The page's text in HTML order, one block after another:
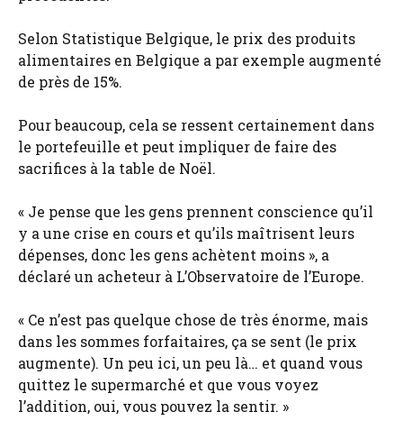
Selon Statistique Belgique, le prix des produits
alimentaires en Belgique a par exemple augmenté
de près de 15%.
Pour beaucoup, cela se ressent certainement dans
le portefeuille et peut impliquer de faire des
sacrifices à la table de Noël.
« Je pense que les gens prennent conscience qu’il
y a une crise en cours et qu’ils maîtrisent leurs
dépenses, donc les gens achètent moins », a
déclaré un acheteur à L’Observatoire de l’Europe.
« Ce n’est pas quelque chose de très énorme, mais
dans les sommes forfaitaires, ça se sent (le prix
augmente). Un peu ici, un peu là… et quand vous
quittez le supermarché et que vous voyez
l’addition, oui, vous pouvez la sentir. »